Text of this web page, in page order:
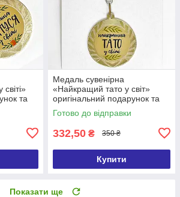
та
Медаль сувенірна
«Найкращий тато у світ»
оригінальний подарунок та
символ визнання
Готово до відправки
332,50 ₴ 350 ₴
Купити
Показати ще